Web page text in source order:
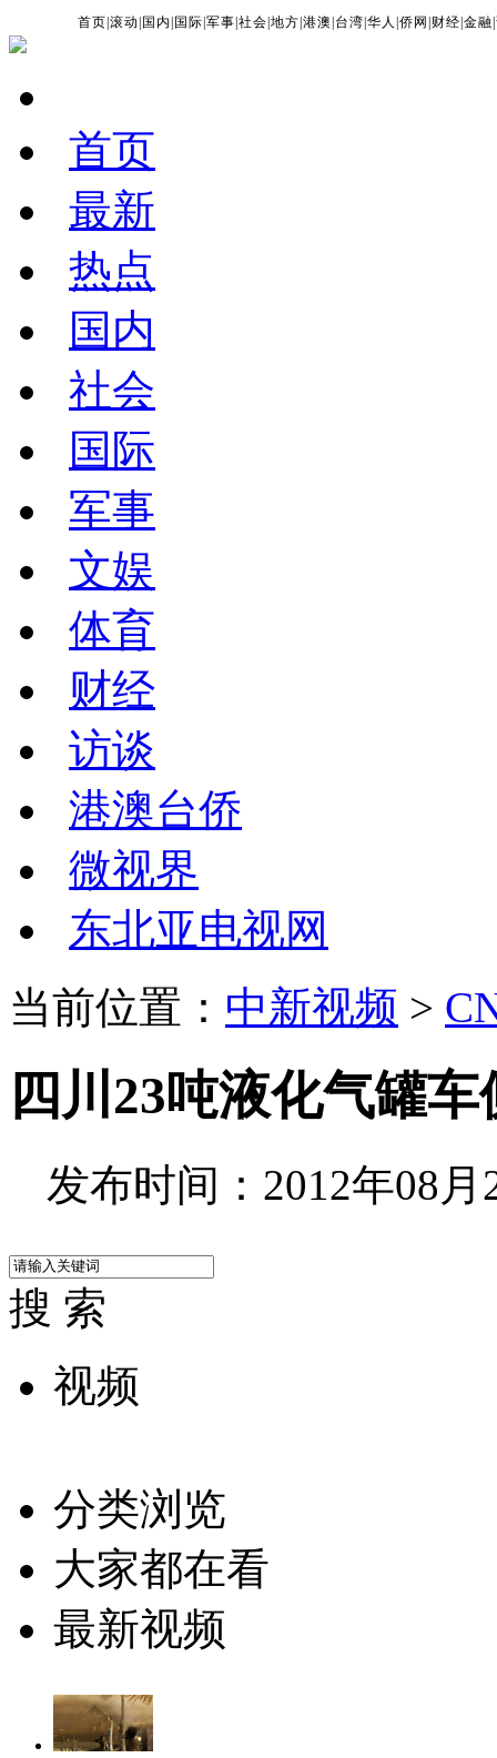
首页 |滚动 国内 国际 |军事 |社会 |地方 |港澳 台湾 |华人 |侨网 财经 |金融 |
首页
最新
热点
国内
社会
国际
军事
文娱
体育
财经
访谈
港澳台侨
微视界
东北亚电视网
当前位置： 中新视频 >
四川23吨液化气罐
发布时间：2012年08月
搜 索
视频
分类浏览
大家都在看
最新视频